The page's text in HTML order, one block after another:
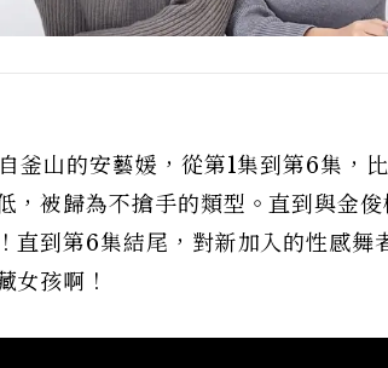
釜山的安藝媛，從第1集到第6集，
，被歸為不搶手的類型。直到與金
直到第6集結尾，對新加入的性感舞
女孩啊！